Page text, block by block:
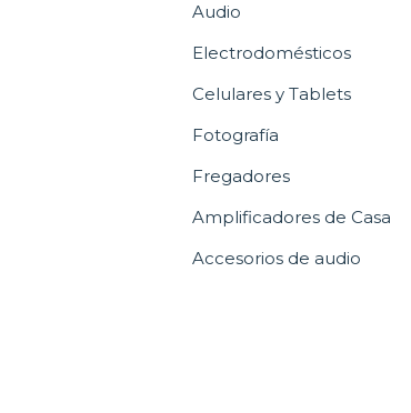
Audio
Electrodomésticos
Celulares y Tablets
Fotografía
Fregadores
Amplificadores de Casa
Accesorios de audio